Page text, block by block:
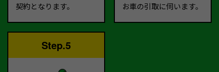
契約となります。
お車の引取に伺います。
Step.5